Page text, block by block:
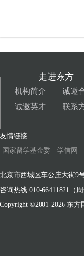
走进东方
机构简介
诚邀
诚邀英才
联系
友情链接:
国家留学基金委
学信网
北京市西城区车公庄大街9
咨询热线:010-66411821（
Copyright ©2001-2026 东方